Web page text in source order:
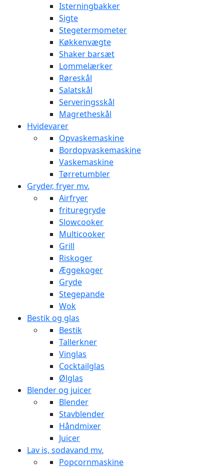
Isterningbakker
Sigte
Stegetermometer
Køkkenvægte
Shaker barsæt
Lommelærker
Røreskål
Salatskål
Serveringsskål
Magretheskål
Hvidevarer
Opvaskemaskine
Bordopvaskemaskine
Vaskemaskine
Tørretumbler
Gryder, fryer mv.
Airfryer
frituregryde
Slowcooker
Multicooker
Grill
Riskoger
Æggekoger
Gryde
Stegepande
Wok
Bestik og glas
Bestik
Tallerkner
Vinglas
Cocktailglas
Ølglas
Blender og juicer
Blender
Stavblender
Håndmixer
Juicer
Lav is, sodavand mv.
Popcornmaskine